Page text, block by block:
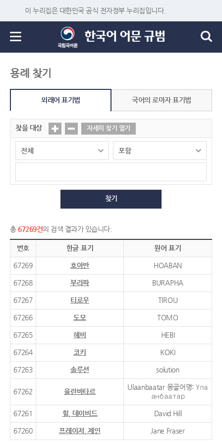
이 누리집은 대한민국 공식 전자정부 누리집입니다.
용례 찾기
외래어 표기법 국어의 로마자 표기법
찾을 대상 자세히 찾기 열기
찾기
총 67269건의 검색 결과가 있습니다.
번호 한글 표기 원어 표기
67269 호아반 HOABAN
67268 부라파 BURAPHA
67267 티로우 TIROU
67266 도모 TOMO
67265 헤비 HEBI
67264 코키 KOKI
67263 솔루션 solution
67262 울란바타르
Ulaanbaatar 몽골어명: Ула
анбаатар
67261 힐, 데이비드 David Hill
67260 프레이저, 제인 Jane Fraser